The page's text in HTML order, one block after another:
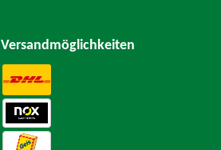
Versandmöglichkeiten